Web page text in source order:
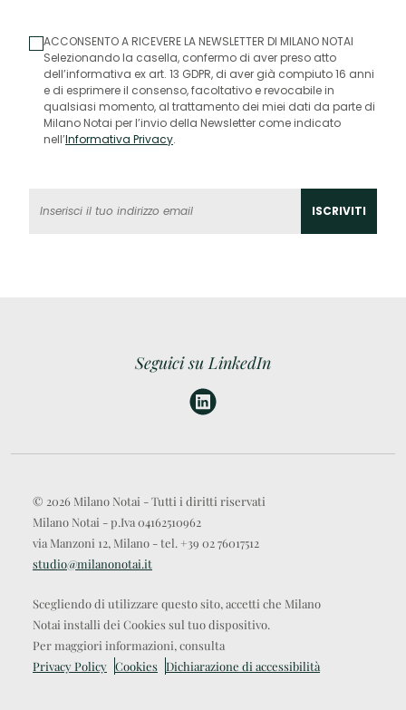
ACCONSENTO A RICEVERE LA NEWSLETTER DI MILANO NOTAI
Selezionando la casella, confermo di aver preso atto
dell’informativa ex art. 13 GDPR, di aver già compiuto 16 anni
e di esprimere il consenso, facoltativo e revocabile in
qualsiasi momento, al trattamento dei miei dati da parte di
Milano Notai per l’invio della Newsletter come indicato
nell’Informativa Privacy.
Seguici su LinkedIn
© 2026 Milano Notai - Tutti i diritti riservati
Milano Notai - p.Iva 04162510962
via Manzoni 12, Milano - tel. +39 02 76017512
studio@milanonotai.it
Scegliendo di utilizzare questo sito, accetti che Milano
Notai installi dei Cookies sul tuo dispositivo.
Per maggiori informazioni, consulta
Privacy Policy Cookies Dichiarazione di accessibilità